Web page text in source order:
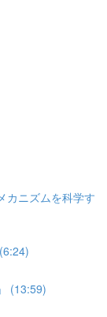
カニズムを科学す
(13:59)